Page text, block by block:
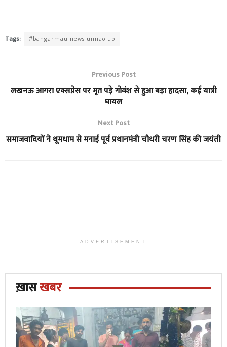
Tags: #bangarmau news unnao up
Previous Post
लखनऊ आगरा एक्सप्रेस पर मृत पड़े गोवंश से हुआ बड़ा हादसा, कई यात्री
घायल
Next Post
समाजवादियों ने धूमधाम से मनाई पूर्व प्रधानमंत्री चौधरी चरण सिंह की जयंती
ADVERTISEMENT
ख़ासखबर